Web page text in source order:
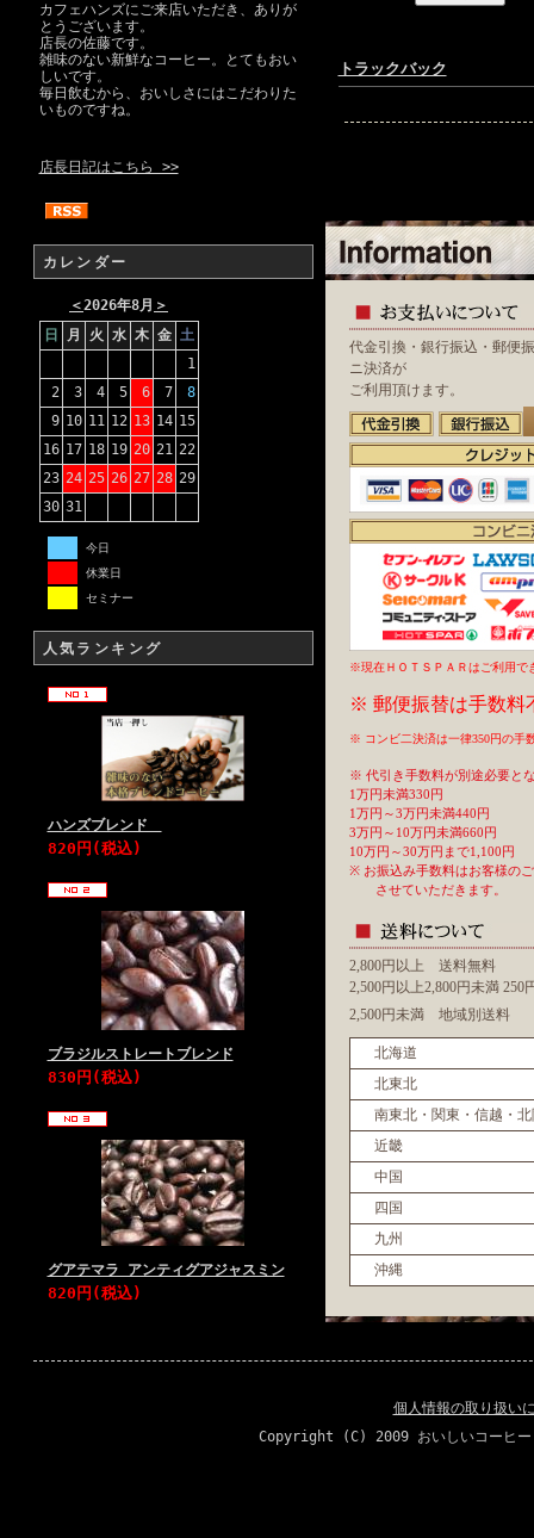
カフェハンズにご来店いただき、ありが
とうございます。
店長の佐藤です。
雑味のない新鮮なコーヒー。とてもおい
しいです。
毎日飲むから、おいしさにはこだわりた
いものですね。
店長日記はこちら >>
カレンダー
＜2026年8月 ＞
日
月 火 水 木 金 土
1
2
3 4 5 6 7
8
9 10 11 12 13 14 15
16 17 18 19 20 21 22
23 24 25 26 27 28 29
30 31
今日
休業日
セミナー
人気ランキング
ハンズブレンド
820円(税込)
ブラジルストレートブレンド
830円(税込)
グアテマラ アンティグアジャスミン
820円(税込)
トラックバック
代金引換・銀行振込・郵便
ニ決済が
ご利用頂けます。
※現在ＨＯＴＳＰＡＲはご利用で
※ 郵便振替は手数料
※ コンビ二決済は一律350円の手
※ 代引き手数料が別途必要と
1万円未満330円
1万円～3万円未満440円
3万円～10万円未満660円
10万円～30万円まで1,100円
※ お振込み手数料はお客様の
させていただきます。
2,800円以上 送料無料
2,500円以上2,800円未満 250
2,500円未満 地域別送料
北海道
北東北
南東北・関東・信越・
近畿
中国
四国
九州
沖縄
個人情報の取り扱い
Copyright (C) 2009 おいしいコー